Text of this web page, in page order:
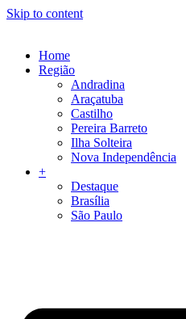
Skip to content
Home
Região
Andradina
Araçatuba
Castilho
Pereira Barreto
Ilha Solteira
Nova Independência
+
Destaque
Brasília
São Paulo